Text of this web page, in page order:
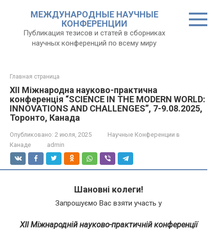
МЕЖДУНАРОДНЫЕ НАУЧНЫЕ
КОНФЕРЕНЦИИ
Публикация тезисов и статей в сборниках
научных конференций по всему миру
Главная страница
XII Міжнародна науково-практична
конференція “SCIENCE IN THE MODERN WORLD:
INNOVATIONS AND CHALLENGES”, 7-9.08.2025,
Торонто, Канада
Опубликовано: 2 июля, 2025
Научные Конференции в
Канаде
admin
Шановні колеги!
Запрошуємо Вас взяти участь у
XII Міжнародній науково-практичній конференції